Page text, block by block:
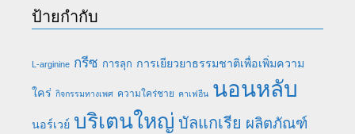
ป้ายกำกับ
L-arginine กรีซ การลุก การเยียวยาธรรมชาติเพื่อเพิ่มความ
ใคร่ กิจกรรมทางเพศ ความใคร่ชาย คาเฟอีน นอนหลับ
นอร์เวย์ บริเตนใหญ่ บัลแกเรีย ผลิตภัณฑ์